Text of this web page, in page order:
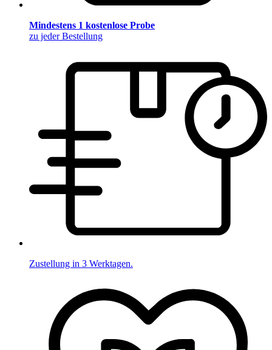
Mindestens 1 kostenlose Probe
zu jeder Bestellung
Zustellung in 3 Werktagen.